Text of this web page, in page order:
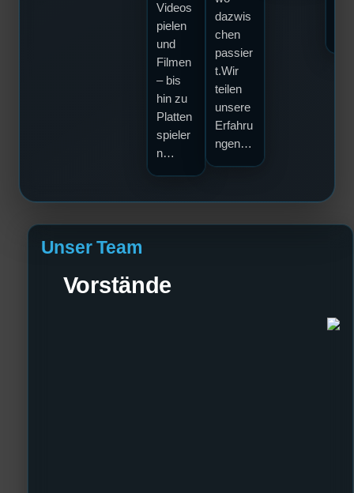
Videos
pielen
und
Filmen
– bis
hin zu
Platten
spieler
n…
dazwis
chen
passier
t.Wir
teilen
unsere
Erfahru
ngen…
Unser Team
Vorstände